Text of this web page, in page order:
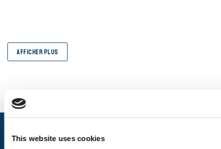
This website uses cookies
AFFICHER PLUS